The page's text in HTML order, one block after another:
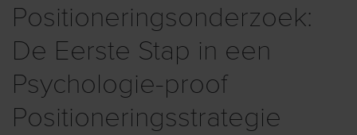
Positioneringsonderzoek:
De Eerste Stap in een
Psychologie-proof
Positioneringsstrategie